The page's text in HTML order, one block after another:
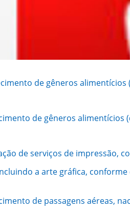
de gêneros
de gêneros
de serviços de impressão,
a arte gráfica, conforme
de passagens aéreas,